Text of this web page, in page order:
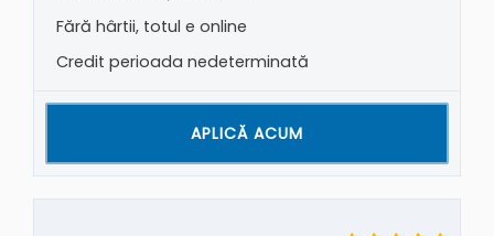
Fără hârtii, totul e online
Credit perioada nedeterminată
APLICĂ ACUM